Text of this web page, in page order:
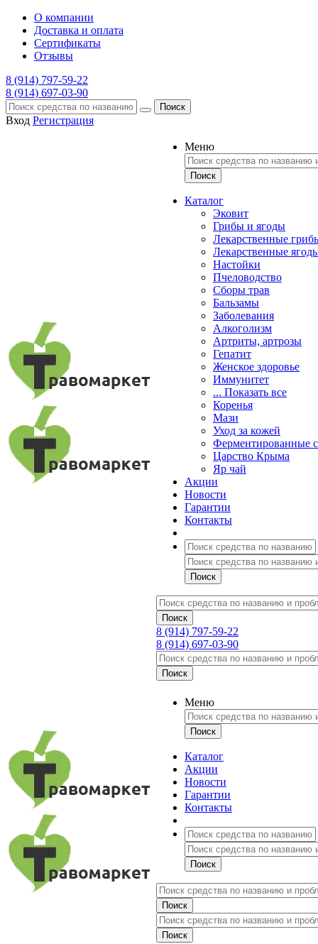
О компании
Доставка и оплата
Сертификаты
Отзывы
8 (914) 797-59-22
8 (914) 697-03-90
Поиск
Вход Регистрация
Меню
Каталог
Эковит
Грибы и ягоды
Лекарственные
Лекарственные
Настойки
Пчеловодство
Сборы трав
Бальзамы
Заболевания
Алкоголизм
Артриты, артрозы
Гепатит
Женское здоровье
Иммунитет
... Показать все
Коренья
Мази
Уход за кожей
Ферментированные
Царство Крыма
Яр чай
Акции
Новости
Гарантии
Контакты
8 (914) 797-59-22
8 (914) 697-03-90
Меню
Каталог
Акции
Новости
Гарантии
Контакты